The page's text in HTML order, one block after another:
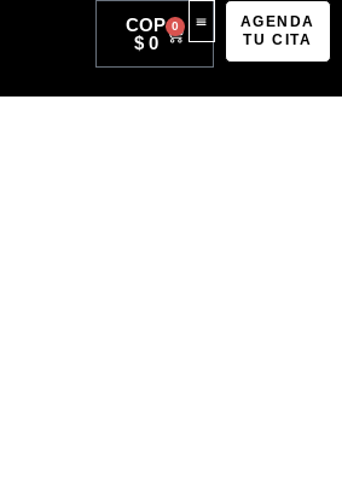
COP
$0
0
AGENDA
TU CITA